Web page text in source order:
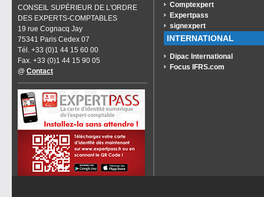
CONSEIL SUPÉRIEUR DE L'ORDRE
DES EXPERTS-COMPTABLES
19 rue Cognacq Jay
75341 Paris Cedex 07
Tél. +33 (0)1 44 15 60 00
Fax. +33 (0)1 44 15 90 05
@ Contact
Comptexpert
Expertpass
signexpert
INTERNATIONAL
Dipac International
Focus IFRS.com